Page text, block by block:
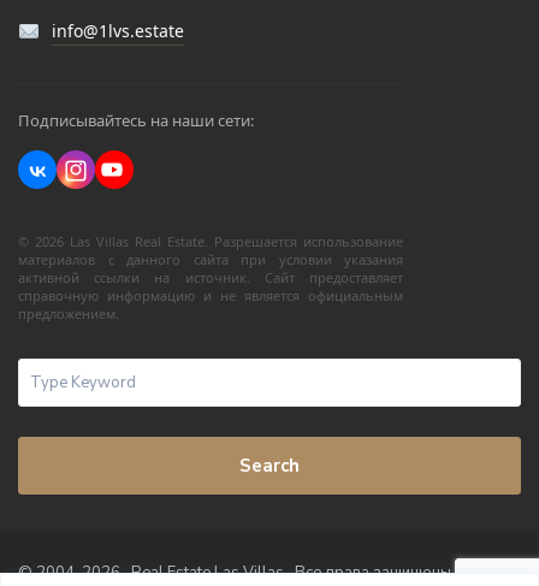
info@1lvs.estate
Подписывайтесь на наши сети:
© 2026 Las Villas Real Estate. Разрешается использование
материалов с данного сайта при условии указания
активной ссылки на источник. Сайт предоставляет
справочную информацию и не является официальным
предложением.
Search
© 2004-2026 · Real Estate Las Villas · Все права защищены